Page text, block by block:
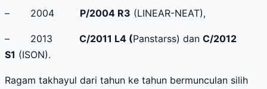
– 2004 P/2004 R3 (LINEAR-NEAT),
– 2013 C/2011 L4 (Panstarss) dan C/2012
S1 (ISON).
Ragam takhayul dari tahun ke tahun bermunculan silih